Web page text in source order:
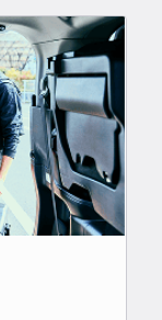
」になってしま
渋滞の中をさま
」に陥りやすい
にしていた心洗
クニックを前に、
目当ての絶品ラ
路地や大混雑の
、本当にもった
しておけば、大
であっても安